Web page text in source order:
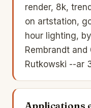
render, 8k,
on artstation,
hour lighting, by
Rembrandt and
Rutkowski --ar
Applications